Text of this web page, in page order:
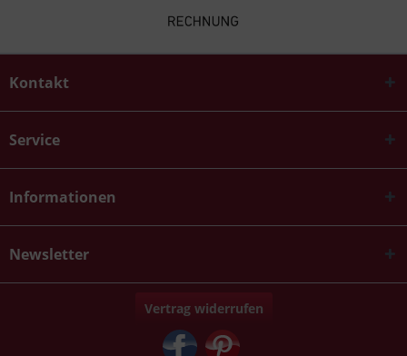
Kontakt
Service
Informationen
Newsletter
Vertrag widerrufen